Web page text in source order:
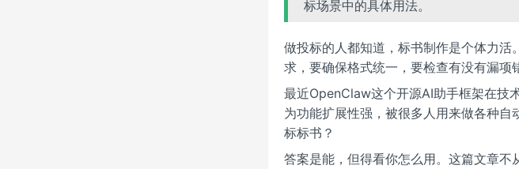
标场景中的具体用法。
做投标的人都知道，标书制作是个体力
求，要确保格式统一，要检查有没有漏项
最近OpenClaw这个开源AI助手框架在技
为功能扩展性强，被很多人用来做各种
标标书？
答案是能，但得看你怎么用。这篇文章